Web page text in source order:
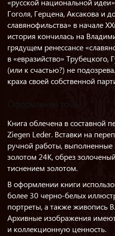
«русской национальной
Гоголя, Герцена, Аксакова и
славянофильства» в начале
история кончилась на
грядущем ренессансе
в «евразийство» Трубецкого,
(или к счастью?) не
краха своей собственной
Книга облечена в составной
Ziegen Leder. Вставки на
ручной работы, выполненные
золотом 24К, обрез
тиснением золотом.
В оформлении книги
более 30 черно-белых
портреты, а также живопись
Архивные изображения
и коллекционную ценность.